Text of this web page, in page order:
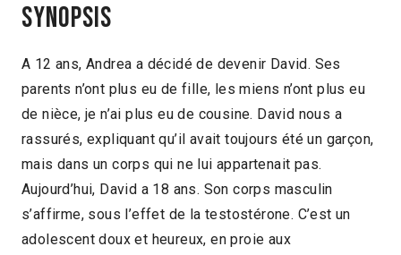
Synopsis
A 12 ans, Andrea a décidé de devenir David. Ses
parents n’ont plus eu de fille, les miens n’ont plus eu
de nièce, je n’ai plus eu de cousine. David nous a
rassurés, expliquant qu’il avait toujours été un garçon,
mais dans un corps qui ne lui appartenait pas.
Aujourd’hui, David a 18 ans. Son corps masculin
s’affirme, sous l’effet de la testostérone. C’est un
adolescent doux et heureux, en proie aux